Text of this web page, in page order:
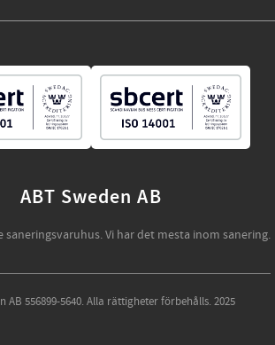
ABT Sweden AB
saneringsvaruhus. Vi har det mesta inom sanering.
AB 556899-5640. Alla rättigheter förbehålls. 2025